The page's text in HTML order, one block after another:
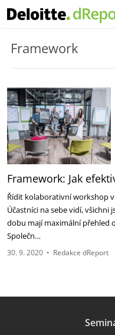
Framework
Framework: Jak
Řídit kolaborativní workshop
Účastníci na sebe vidí, všichni
dobu mají maximální přehled
Společn…
30. 9. 2020 • Redakce dReport